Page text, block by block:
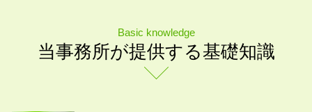
Basic knowledge
当事務所が提供する基礎知識